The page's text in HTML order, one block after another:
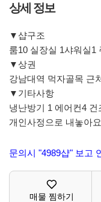
상세 정보
▼샵구조
룸10 실장실 1샤워실1
▼상권
강남대역 먹자골목 근
▼기타사항
냉난방기 1 에어컨4
개인사정으로 내놓아
문의시 "4989샵" 보고
매물 찜하기